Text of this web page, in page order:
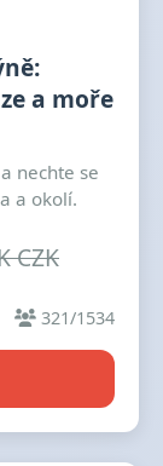
a moře
nechte se
a okolí.
CZK
321/1534